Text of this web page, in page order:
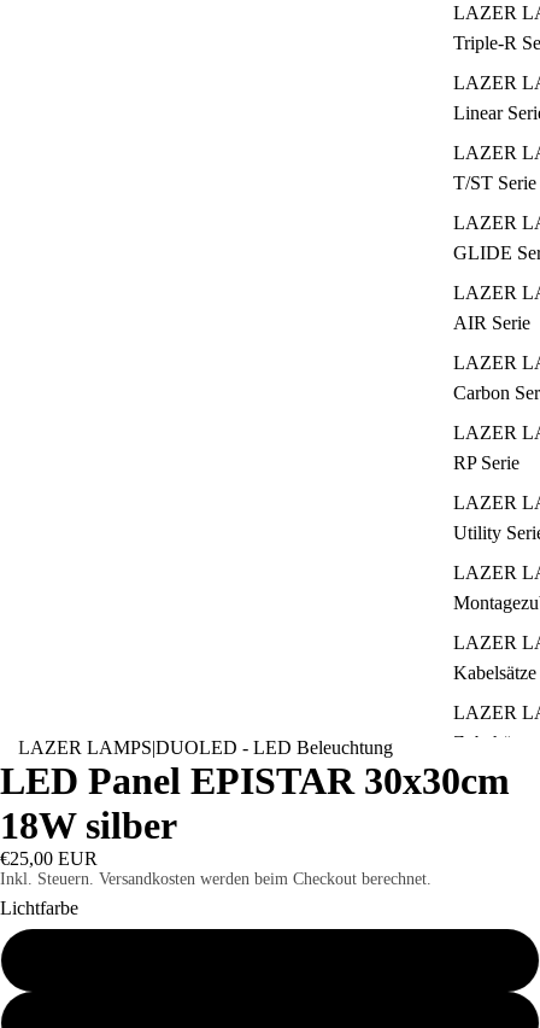
LAZER
Triple-R
LAZER
Linear
LAZER
T/ST Serie
LAZER
GLIDE
LAZER
AIR Serie
LAZER
Carbon
LAZER
RP Serie
LAZER
Utility
LAZER
LAZER
Kabelsätze
LAZER
Zubehör -
LAZER LAMPS|DUOLED - LED Beleuchtung
LED Panel EPISTAR 30x30cm
18W silber
€25,00 EUR
Inkl. Steuern. Versandkosten werden beim Checkout berechnet.
Lichtfarbe